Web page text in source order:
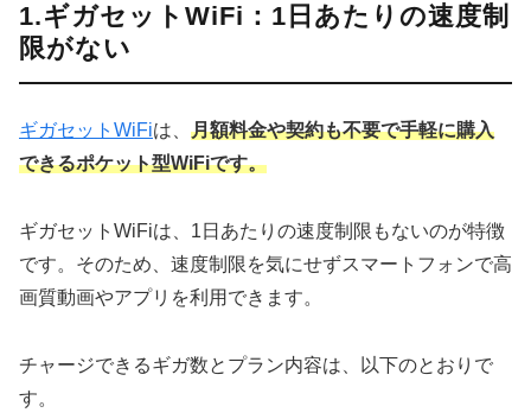
1.ギガセットWiFi：1日あたりの速度制
限がない
ギガセットWiFiは、 月額料金や契約も不要で手軽に購入
できるポケット型WiFiです。
ギガセットWiFiは、1日あたりの速度制限もないのが特徴
です。そのため、速度制限を気にせずスマートフォンで高
画質動画やアプリを利用できます。
チャージできるギガ数とプラン内容は、以下のとおりで
す。